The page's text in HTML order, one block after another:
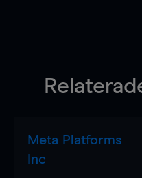
Meta Platforms
Inc